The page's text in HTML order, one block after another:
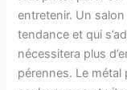
entretenir. Un
tendance et qui
nécessitera plus
pérennes. Le métal